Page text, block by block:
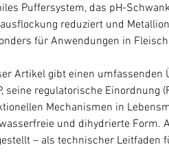
Puffersystem, das pH-
reduziert und
für Anwendungen in
Artikel gibt einen
seine regulatorische Einordnung
Mechanismen in
und dihydrierte Form.
– als technischer Leitfaden